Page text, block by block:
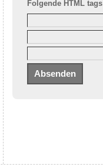
Folgende HTML tags